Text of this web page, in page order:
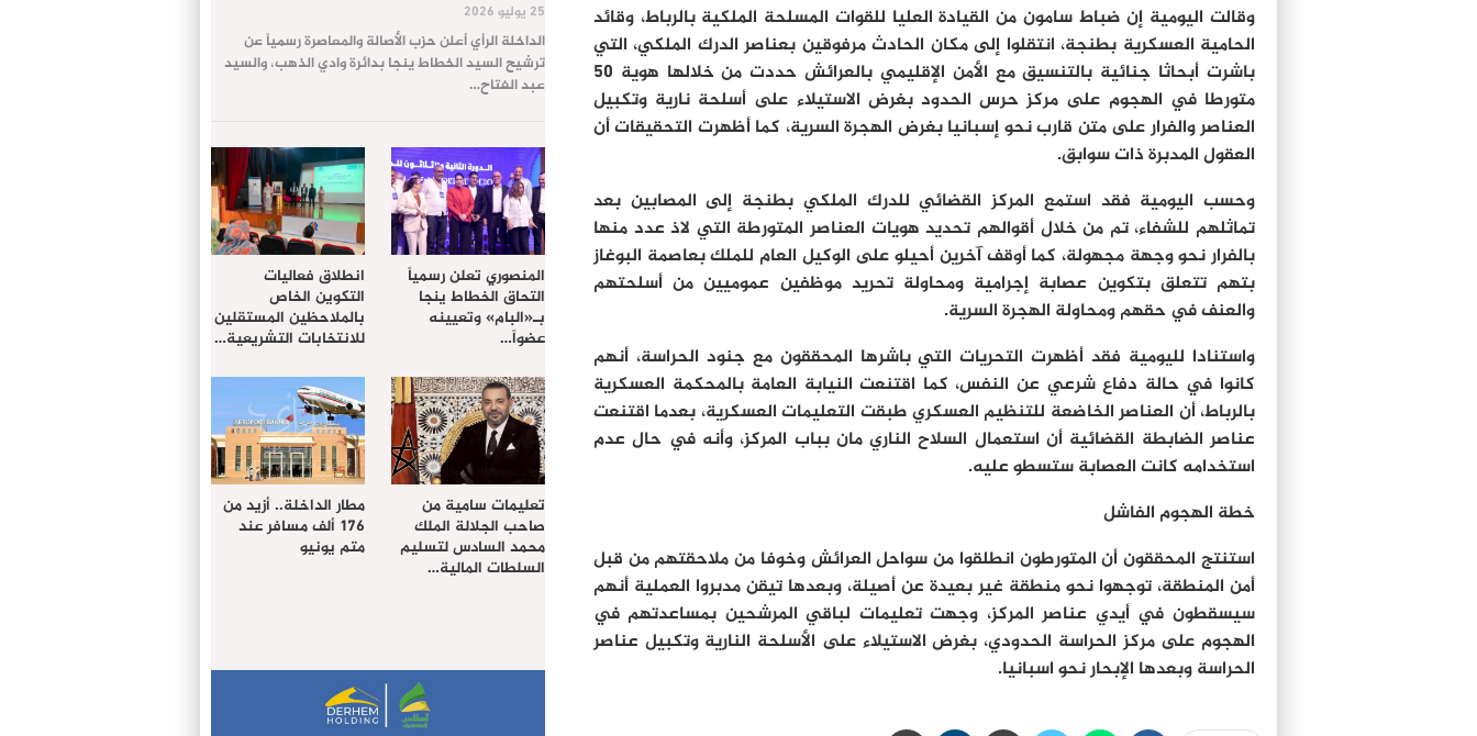
وقالت اليومية إن ضباط سامون من القيادة العليا للقوات المسلحة الملكية بالرباط، وقائد
الحامية العسكرية بطنجة، انتقلوا إلى مكان الحادث مرفوقين بعناصر الدرك الملكي، التي
باشرت أبحاثا جنائية بالتنسيق مع الأمن الإقليمي بالعرائش حددت من خلالها هوية 50
متورطا في الهجوم على مركز حرس الحدود بغرض الاستيلاء على أسلحة نارية وتكبيل
العناصر والفرار على متن قارب نحو إسبانيا بغرض الهجرة السرية، كما أظهرت التحقيقات أن
العقول المدبرة ذات سوابق.
وحسب اليومية فقد استمع المركز القضائي للدرك الملكي بطنجة إلى المصابين بعد
تماثلهم للشفاء، تم من خلال أقوالهم تحديد هويات العناصر المتورطة التي لاذ عدد منها
بالفرار نحو وجهة مجهولة، كما أوقف آخرين أحيلو على الوكيل العام للملك بعاصمة البوغاز
بتهم تتعلق بتكوين عصابة إجرامية ومحاولة تحريد موظفين عموميين من أسلحتهم
والعنف في حقهم ومحاولة الهجرة السرية.
واستنادا لليومية فقد أظهرت التحريات التي باشرها المحققون مع جنود الحراسة، أنهم
كانوا في حالة دفاع شرعي عن النفس، كما اقتنعت النيابة العامة بالمحكمة العسكرية
بالرباط، أن العناصر الخاضعة للتنظيم العسكري طبقت التعليمات العسكرية، بعدما اقتنعت
عناصر الضابطة القضائية أن استعمال السلاح الناري مان بباب المركز، وأنه في حال عدم
استخدامه كانت العصابة ستسطو عليه.
خطة الهجوم الفاشل
استنتج المحققون أن المتورطون انطلقوا من سواحل العرائش وخوفا من ملاحقتهم من قبل
أمن المنطقة، توجهوا نحو منطقة غير بعيدة عن أصيلة، وبعدها تيقن مدبروا العملية أنهم
سيسقطون في أيدي عناصر المركز، وجهت تعليمات لباقي المرشحين بمساعدتهم في
الهجوم على مركز الحراسة الحدودي، بغرض الاستيلاء على الأسلحة النارية وتكبيل عناصر
الحراسة وبعدها الإبحار نحو اسبانيا.
25 يوليو 2026
الداخلة الرأي أعلن حزب الأصالة والمعاصرة رسمياً عن
ترشيح السيد الخطاط ينجا بدائرة وادي الذهب، والسيد
عبد الفتاح…
المنصوري تعلن رسمياً
التحاق الخطاط ينجا
بـ«البام» وتعيينه
عضواً…
انطلاق فعاليات
التكوين الخاص
بالملاحظين المستقلين
للانتخابات التشريعية…
تعليمات سامية من
صاحب الجلالة الملك
محمد السادس لتسليم
السلطات المالية…
مطار الداخلة.. أزيد من
176 ألف مسافر عند
متم يونيو